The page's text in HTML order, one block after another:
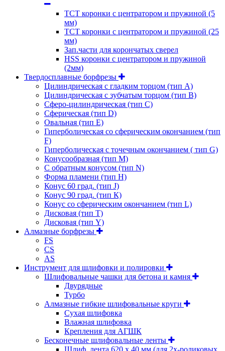
ТСТ коронки с центратором и пружиной (5
мм)
ТСТ коронки с центратором и пружиной (25
мм)
Зап.части для корончатых сверел
HSS коронки с центратором и пружиной
(2мм)
Твердосплавные борфрезы
Цилиндрическая с гладким торцом (тип А)
Цилиндрическая с зубчатым торцом (тип В)
Сферо-цилиндрическая (тип С)
Сферическая (тип D)
Овальная (тип Е)
Гиперболическая со сферическим окончанием (тип
F)
Гиперболическая с точечным окончанием ( тип G)
Конусообразная (тип М)
C обратным конусом (тип N)
Форма пламени (тип H)
Конус 60 град. (тип J)
Конус 90 град. (тип К)
Конус со сферическим окончанием (тип L)
Дисковая (тип Т)
Дисковая (тип Y)
Алмазные борфрезы
FS
CS
AS
Инструмент для шлифовки и полировки
Шлифовальные чашки для бетона и камня
Двурядные
Турбо
Алмазные гибкие шлифовальные круги
Cухая шлифовка
Влажная шлифовка
Крепления для АГШК
Бесконечные шлифовальные ленты
Шлиф. лента 620 х 40 мм (для 2х-роликовых